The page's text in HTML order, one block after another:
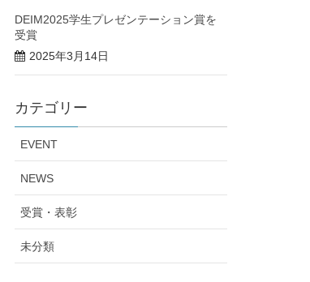
DEIM2025学生プレゼンテーション賞を
受賞
2025年3月14日
カテゴリー
EVENT
NEWS
受賞・表彰
未分類